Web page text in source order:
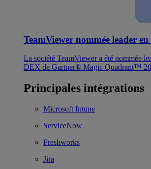
TeamViewer nommée leader
La société TeamViewer a été nommée
DEX de Gartner® Magic Quadrant™
Principales intégrations
Microsoft Intune
ServiceNow
Freshworks
Jira